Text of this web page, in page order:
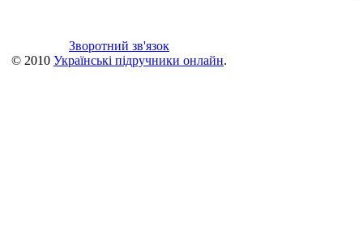
Зворотний зв'язок
© 2010 Українські підручники онлайн.